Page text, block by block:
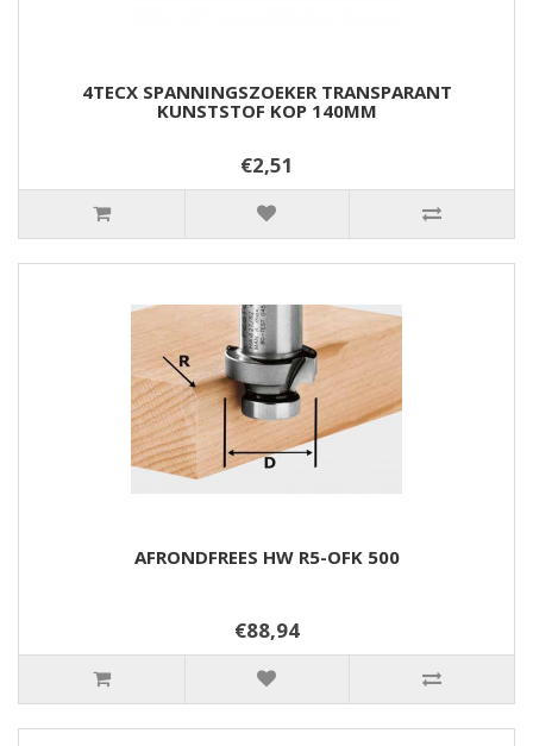
4TECX SPANNINGSZOEKER TRANSPARANT
KUNSTSTOF KOP 140MM
€2,51
AFRONDFREES HW R5-OFK 500
€88,94